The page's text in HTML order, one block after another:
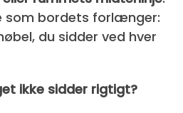
som bordets forlænger:
du sidder ved hver
ikke sidder rigtigt?